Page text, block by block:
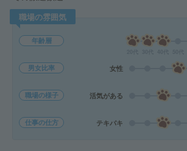
職場の雰囲気
年齢層
男女比率 女性
職場の様子 活気がある
仕事の仕方 テキパキ